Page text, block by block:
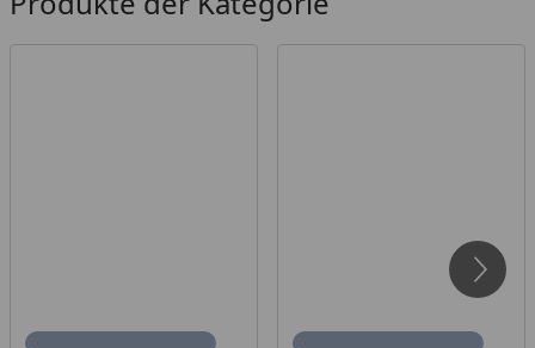
Die angegebenen Maße sind Circa-Maße.